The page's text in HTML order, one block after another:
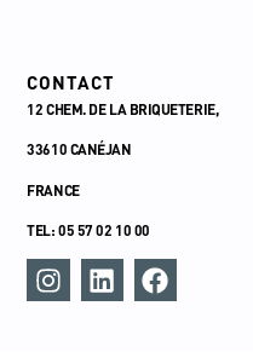
CONTACT
12 CHEM. DE LA BRIQUETERIE,
33610 CANÉJAN
FRANCE
TEL: 05 57 02 10 00